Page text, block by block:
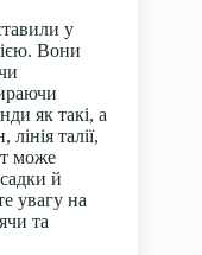
у
Вони
як такі, а
талії,
може
й
увагу на
та